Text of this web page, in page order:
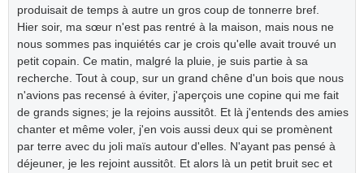
produisait de temps à autre un gros coup de tonnerre bref.
Hier soir, ma sœur n'est pas rentré à la maison, mais nous ne
nous sommes pas inquiétés car je crois qu'elle avait trouvé un
petit copain. Ce matin, malgré la pluie, je suis partie à sa
recherche. Tout à coup, sur un grand chêne d'un bois que nous
n'avions pas recensé à éviter, j'aperçois une copine qui me fait
de grands signes; je la rejoins aussitôt. Et là j'entends des amies
chanter et même voler, j'en vois aussi deux qui se promènent
par terre avec du joli maïs autour d'elles. N'ayant pas pensé à
déjeuner, je les rejoint aussitôt. Et alors là un petit bruit sec et